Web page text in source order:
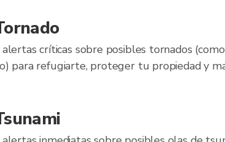
alertas críticas sobre posibles tornados
para refugiarte, proteger tu propiedad y